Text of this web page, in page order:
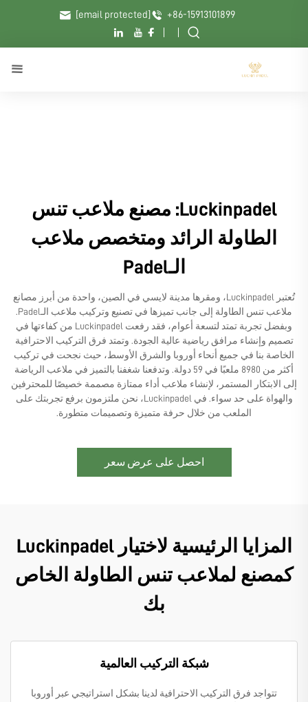
+86-15913101899
[email protected]
Luckinpadel: مصنع ملاعب تنس
الطاولة الرائد ومتخصص ملاعب
الـPadel
تُعتبر Luckinpadel، ومقرها مدينة لايسي في الصين، واحدة من أبرز مصانع
ملاعب تنس الطاولة إلى جانب تميزها في تصنيع وتركيب ملاعب الـPadel.
وبفضل تجربة تمتد لتسعة أعوام، فقد رفعت Luckinpadel من كفاءتها في
تصميم وإنشاء مرافق رياضية عالية الجودة. وتمتد فرق التركيب الاحترافية
الخاصة بنا في جميع أنحاء أوروبا والشرق الأوسط، حيث نجحت في تركيب
أكثر من 8980 ملعبًا في 59 دولة. وتدفعنا شغفنا بالتميز في ملاعب الرياضة
إلى الابتكار المستمر، لإنشاء ملاعب أداء ممتازة مصممة خصيصًا للمحترفين
والهواة على حد سواء. في Luckinpadel، نحن ملتزمون برفع تجربتك على
الملعب من خلال حرفة متميزة وتصميمات متطورة.
احصل على عرض سعر
المزايا الرئيسية لاختيار Luckinpadel
كمصنع لملاعب تنس الطاولة الخاص
بك
شبكة التركيب العالمية
تتواجد فرق التركيب الاحترافية لدينا بشكل استراتيجي عبر أوروبا